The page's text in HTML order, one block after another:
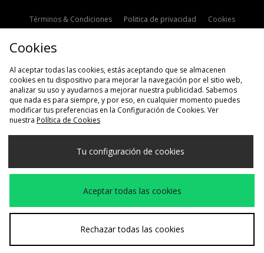
Términos & Condiciones Politica de privacidad
Cookies
Selecciona País
España
Aceptamos las siguientes formas de pago
Visita nuestra página corporativa en www.jdplc.com
Cookies
Al aceptar todas las cookies, estás aceptando que se almacenen
cookies en tu dispositivo para mejorar la navegación por el sitio web,
analizar su uso y ayudarnos a mejorar nuestra publicidad. Sabemos
que nada es para siempre, y por eso, en cualquier momento puedes
modificar tus preferencias en la Configuración de Cookies. Ver
nuestra Política de Cookies
Tu configuración de cookies
Aceptar todas las cookies
Rechazar todas las cookies